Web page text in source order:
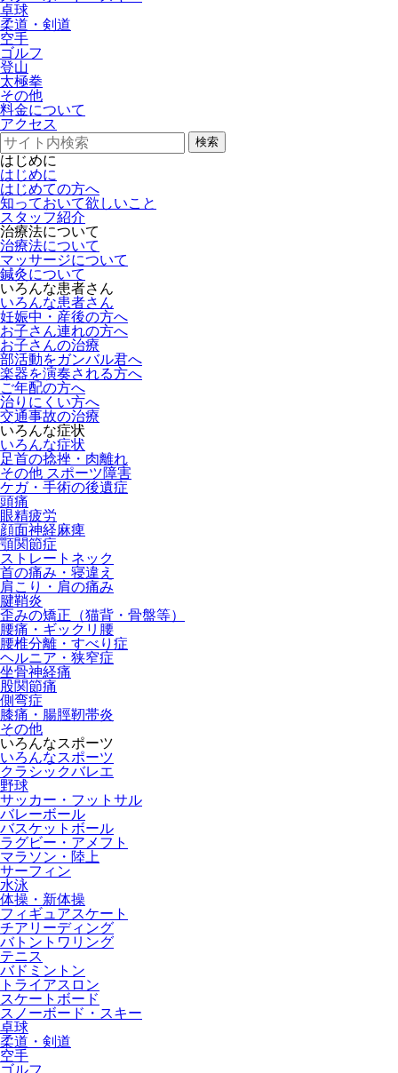
卓球
柔道・剣道
空手
ゴルフ
登山
太極拳
その他
料金について
アクセス
検索
はじめに
はじめに
はじめての方へ
知っておいて欲しいこと
スタッフ紹介
治療法について
治療法について
マッサージについて
鍼灸について
いろんな患者さん
いろんな患者さん
妊娠中・産後の方へ
お子さん連れの方へ
お子さんの治療
部活動をガンバル君へ
楽器を演奏される方へ
ご年配の方へ
治りにくい方へ
交通事故の治療
いろんな症状
いろんな症状
足首の捻挫・肉離れ
その他 スポーツ障害
ケガ・手術の後遺症
頭痛
眼精疲労
顔面神経麻痺
顎関節症
ストレートネック
首の痛み・寝違え
肩こり・肩の痛み
腱鞘炎
歪みの矯正（猫背・骨盤等）
腰痛・ギックリ腰
腰椎分離・すべり症
ヘルニア・狭窄症
坐骨神経痛
股関節痛
側弯症
膝痛・腸脛靭帯炎
その他
いろんなスポーツ
いろんなスポーツ
クラシックバレエ
野球
サッカー・フットサル
バレーボール
バスケットボール
ラグビー・アメフト
マラソン・陸上
サーフィン
水泳
体操・新体操
フィギュアスケート
チアリーディング
バトントワリング
テニス
バドミントン
トライアスロン
スケートボード
スノーボード・スキー
卓球
柔道・剣道
空手
ゴルフ